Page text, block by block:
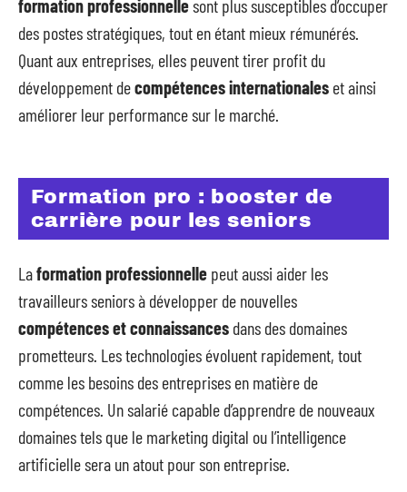
formation professionnellesont plus susceptibles d’occuper
des postes stratégiques, tout en étant mieux rémunérés.
Quant aux entreprises, elles peuvent tirer profit du
développement decompétences internationales et ainsi
améliorer leur performance sur le marché.
Formation pro : booster de
carrière pour les seniors
Laformation professionnelle peut aussi aider les
travailleurs seniors à développer de nouvelles
compétences et connaissances dans des domaines
prometteurs. Les technologies évoluent rapidement, tout
comme les besoins des entreprises en matière de
compétences. Un salarié capable d’apprendre de nouveaux
domaines tels que le marketing digital ou l’intelligence
artificielle sera un atout pour son entreprise.